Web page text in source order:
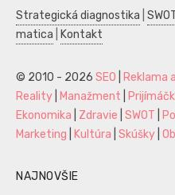
Strategická diagnostika
matica
Kontakt
© 2010 - 2026 SEO Reklama
Reality
Manažment
Ekonomika
Zdravie SWOT
Marketing
Kultúra Skúšky
NAJNOVŠIE